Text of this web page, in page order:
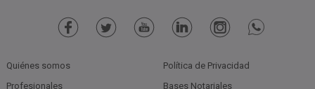
Quiénes somos
Profesionales
Política de Privacidad
Bases Notariales